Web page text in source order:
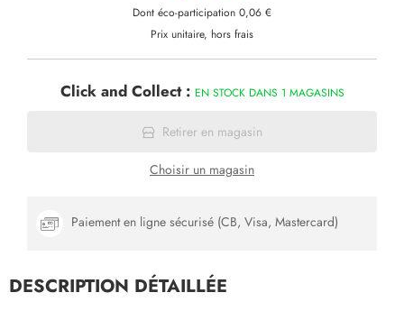
Dont éco-participation 0,06 €
Prix unitaire, hors frais
Click and Collect : EN STOCK DANS 1 MAGASINS
Retirer en magasin
Choisir un magasin
Paiement en ligne sécurisé (CB, Visa, Mastercard)
DESCRIPTION DÉTAILLÉE